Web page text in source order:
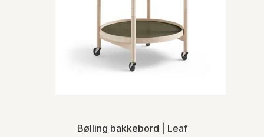
Bølling bakkebord | Leaf